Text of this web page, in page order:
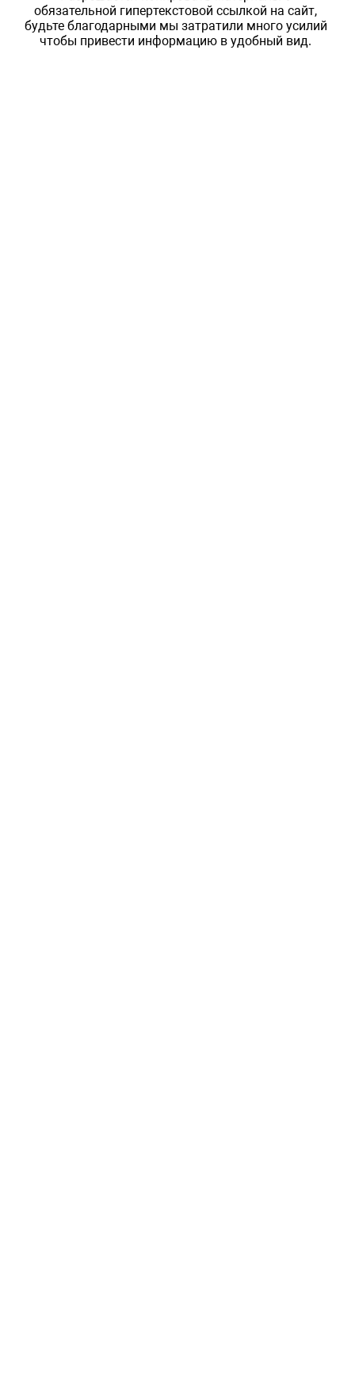
обязательной гипертекстовой ссылкой на сайт,
будьте благодарными мы затратили много усилий
чтобы привести информацию в удобный вид.